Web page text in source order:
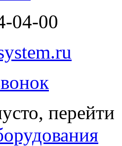
04-00
перейти